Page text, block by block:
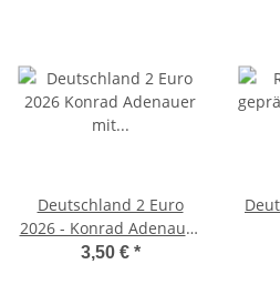
Deutschland 2 Euro
2026 - Konrad Adenauer
- D*
3,50 € *